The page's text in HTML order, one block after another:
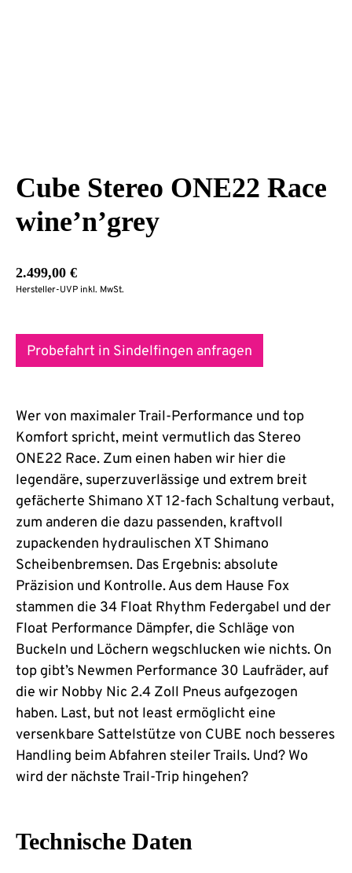
Cube Stereo ONE22 Race
wine’n’grey
2.499,00 €
Hersteller-UVP inkl. MwSt.
Probefahrt in Sindelfingen anfragen
Wer von maximaler Trail-Performance und top
Komfort spricht, meint vermutlich das Stereo
ONE22 Race. Zum einen haben wir hier die
legendäre, superzuverlässige und extrem breit
gefächerte Shimano XT 12-fach Schaltung verbaut,
zum anderen die dazu passenden, kraftvoll
zupackenden hydraulischen XT Shimano
Scheibenbremsen. Das Ergebnis: absolute
Präzision und Kontrolle. Aus dem Hause Fox
stammen die 34 Float Rhythm Federgabel und der
Float Performance Dämpfer, die Schläge von
Buckeln und Löchern wegschlucken wie nichts. On
top gibt’s Newmen Performance 30 Laufräder, auf
die wir Nobby Nic 2.4 Zoll Pneus aufgezogen
haben. Last, but not least ermöglicht eine
versenkbare Sattelstütze von CUBE noch besseres
Handling beim Abfahren steiler Trails. Und? Wo
wird der nächste Trail-Trip hingehen?
Technische Daten